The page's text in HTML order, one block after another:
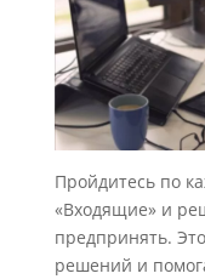
Пройдитесь по
«Входящие» и
предпринять.
решений и